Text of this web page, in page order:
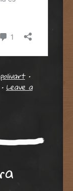
polivart •
•Leave a